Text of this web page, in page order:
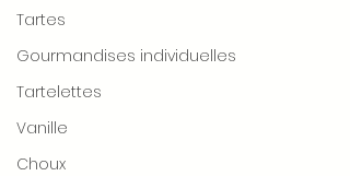
Tartes
Gourmandises individuelles
Tartelettes
Vanille
Choux